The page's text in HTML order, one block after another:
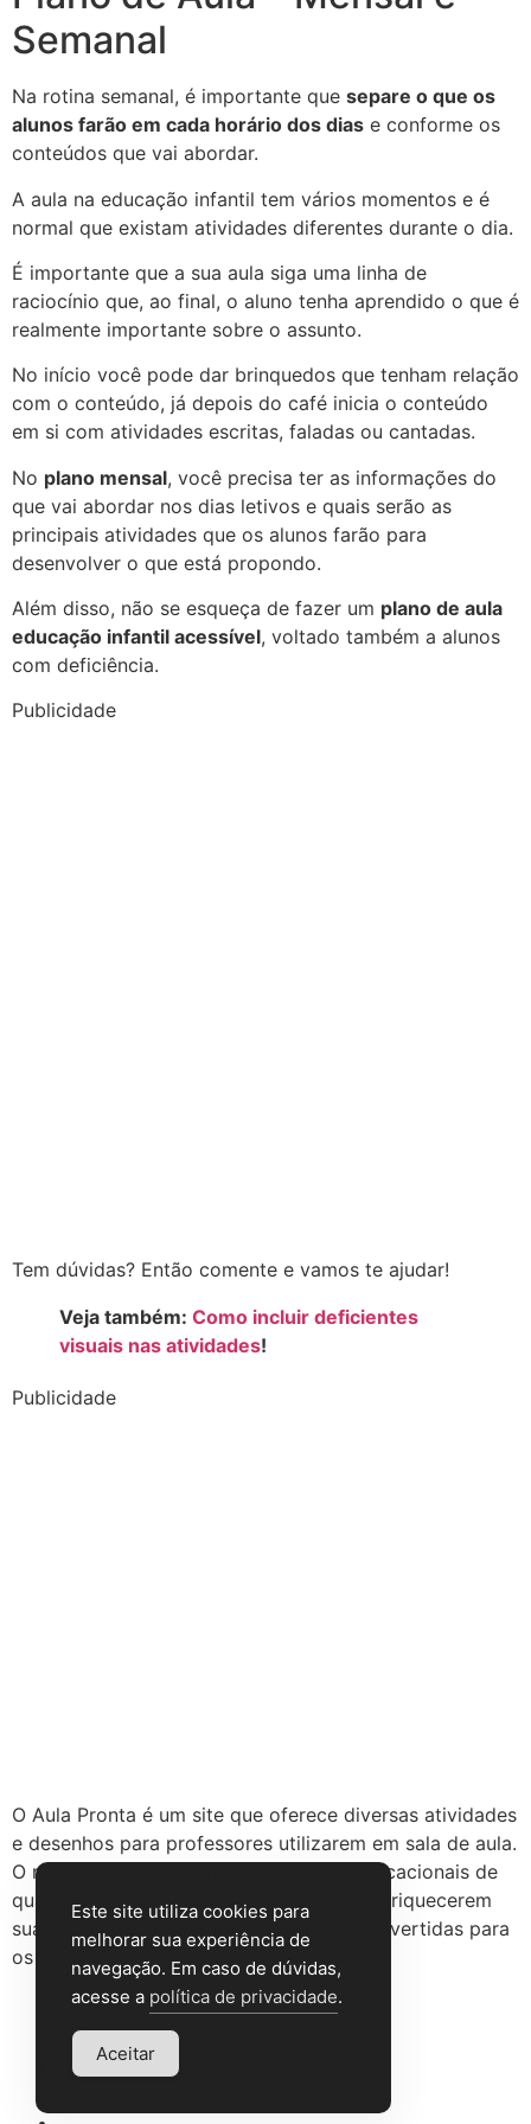
Semanal
Na rotina semanal, é importante que separe o que os
alunos farão em cada horário dos dias e conforme os
conteúdos que vai abordar.
A aula na educação infantil tem vários momentos e é
normal que existam atividades diferentes durante o dia.
É importante que a sua aula siga uma linha de
raciocínio que, ao final, o aluno tenha aprendido o que é
realmente importante sobre o assunto.
No início você pode dar brinquedos que tenham relação
com o conteúdo, já depois do café inicia o conteúdo
em si com atividades escritas, faladas ou cantadas.
No plano mensal, você precisa ter as informações do
que vai abordar nos dias letivos e quais serão as
principais atividades que os alunos farão para
desenvolver o que está propondo.
Além disso, não se esqueça de fazer um plano de aula
educação infantil acessível, voltado também a alunos
com deficiência.
Publicidade
Tem dúvidas? Então comente e vamos te ajudar!
Veja também: Como incluir deficientes
visuais nas atividades!
Publicidade
O Aula Pronta é um site que oferece diversas atividades
e desenhos para professores utilizarem em sala de aula.
O nosso objetivo é fornecer recursos educacionais de
qualidade para ajudar os professores a enriquecerem
suas aulas e torná-las mais dinâmicas e divertidas para
os alunos.
Política de privacidade
Este site utiliza cookies para
melhorar sua experiência de
navegação. Em caso de dúvidas,
acesse a política de privacidade.
Aceitar